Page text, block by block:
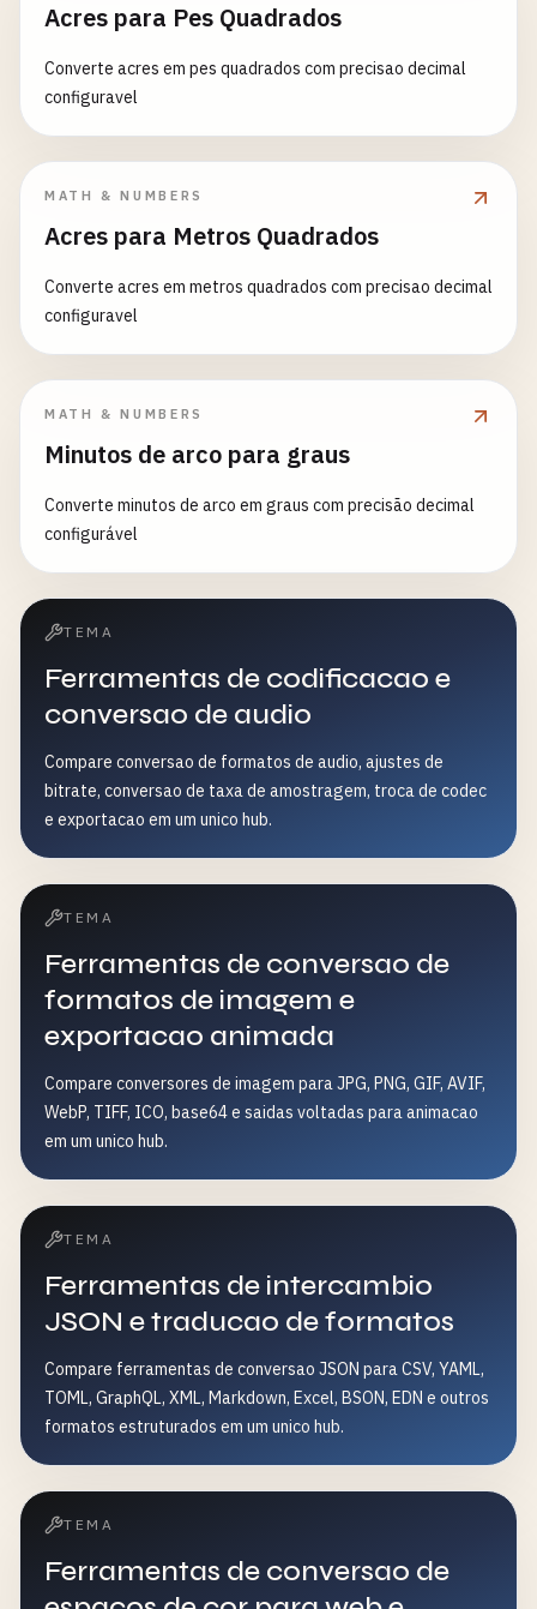
Acres para Pes Quadrados
Converte acres em pes quadrados com precisao decimal
configuravel
MATH & NUMBERS
Acres para Metros Quadrados
Converte acres em metros quadrados com precisao decimal
configuravel
MATH & NUMBERS
Minutos de arco para graus
Converte minutos de arco em graus com precisão decimal
configurável
TEMA
Ferramentas de codificacao e
conversao de audio
Compare conversao de formatos de audio, ajustes de
bitrate, conversao de taxa de amostragem, troca de codec
e exportacao em um unico hub.
TEMA
Ferramentas de conversao de
formatos de imagem e
exportacao animada
Compare conversores de imagem para JPG, PNG, GIF, AVIF,
WebP, TIFF, ICO, base64 e saidas voltadas para animacao
em um unico hub.
TEMA
Ferramentas de intercambio
JSON e traducao de formatos
Compare ferramentas de conversao JSON para CSV, YAML,
TOML, GraphQL, XML, Markdown, Excel, BSON, EDN e outros
formatos estruturados em um unico hub.
TEMA
Ferramentas de conversao de